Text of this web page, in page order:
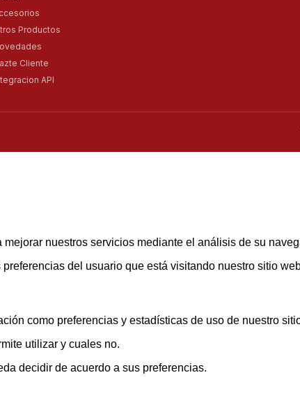
Productos
Cliente
API
nuestros servicios mediante el análisis de su
del usuario que está visitando nuestro sitio
como preferencias y estadísticas de uso de nuestro
utilizar y cuales no.
decidir de acuerdo a sus preferencias.